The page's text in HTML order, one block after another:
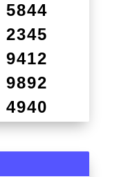
5844
2345
9412
9892
4940